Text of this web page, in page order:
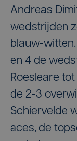
Andreas
wedstrijden
blauw-
en 4 de
Roesleare
de 2-3
Schiervelde
aces, de